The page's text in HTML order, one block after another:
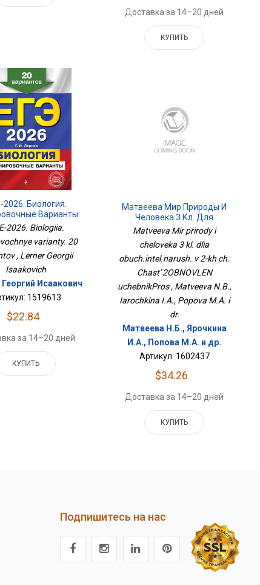
Доставка за 14–20 дней
КУПИТЬ
2026. Биология.
Варианты.
Вариантов
2026. Biologiia.
varianty. 20
, Lerner Georgii
Isaakovich
Исаакович
1519613
$22.84
за 14–20 дней
КУПИТЬ
Матвеева Мир Природы И
Человека 3 Кл. Для
Обуч.интел.наруш. В 2-Х Ч.
Часть 2ОБНОВЛЕН
УчебникПрос
Matveeva Mir prirody i
cheloveka 3 kl. dlia
obuch.intel.narush. v 2-kh ch.
Chast' 2OBNOVLEN
uchebnikPros , Matveeva N.B.,
Iarochkina I.A., Popova M.A. i
dr.
Матвеева Н.Б., Ярочкина
И.А., Попова М.А. и др.
Артикул: 1602437
$34.26
Доставка за 14–20 дней
КУПИТЬ
Подпишитесь на нас